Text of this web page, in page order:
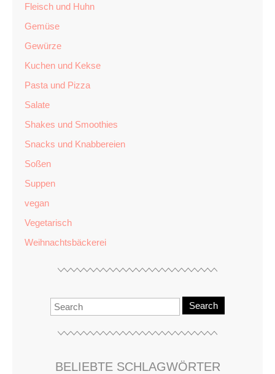
Fleisch und Huhn
Gemüse
Gewürze
Kuchen und Kekse
Pasta und Pizza
Salate
Shakes und Smoothies
Snacks und Knabbereien
Soßen
Suppen
vegan
Vegetarisch
Weihnachtsbäckerei
Search
BELIEBTE SCHLAGWÖRTER